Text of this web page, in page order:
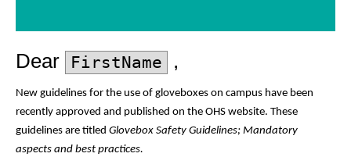
Dear FirstName ,
New guidelines for the use of gloveboxes on campus have been
recently approved and published on the OHS website. These
guidelines are titled Glovebox Safety Guidelines; Mandatory
aspects and best practices.